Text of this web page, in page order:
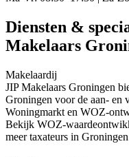
Diensten &
Makelaars
Makelaardij
JIP Makelaars Groningen
Groningen voor de aan- en
Woningmarkt en WOZ-
Bekijk WOZ-
meer taxateurs in